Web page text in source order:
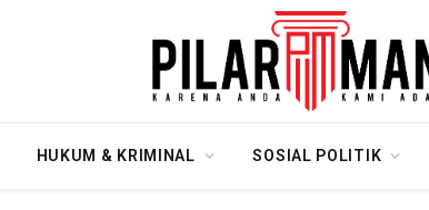
HUKUM & KRIMINAL SOSIAL POLITIK